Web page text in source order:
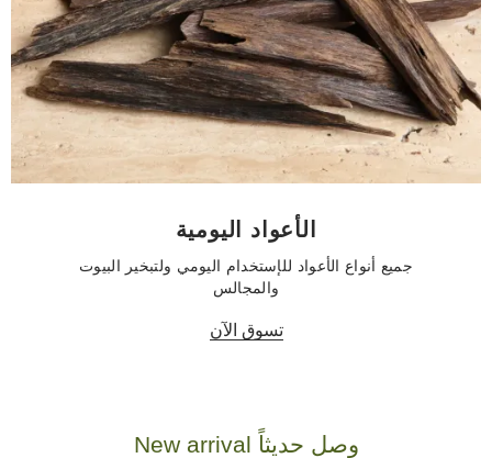
الأعواد اليومية
جميع أنواع الأعواد للإستخدام اليومي ولتبخير البيوت
والمجالس
تسوق الآن
New arrival وصل حديثاً